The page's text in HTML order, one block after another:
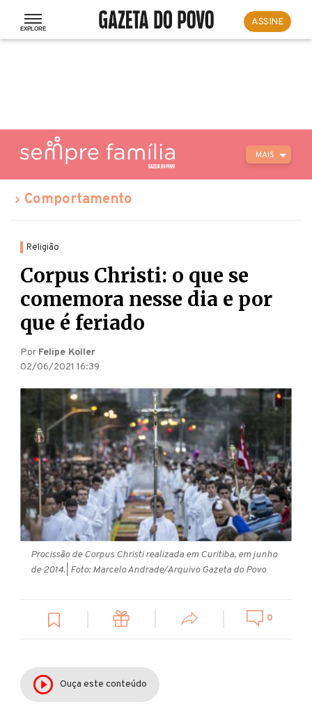
ASSINE
MAIS
Comportamento
Religião
Corpus Christi: o que se
comemora nesse dia e por
que é feriado
Por Felipe Koller
02/06/2021 16:39
Procissão de Corpus Christi realizada em Curitiba, em junho
de 2014. | Foto: Marcelo Andrade/Arquivo Gazeta do Povo
0
Ouça este conteúdo